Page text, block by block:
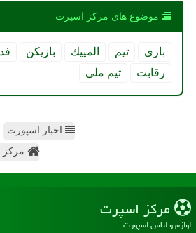
موضوع های مركز اسپرت
بازی تیم المپیك بازیكن
رقابت
تیم ملی
اخبار اسپورت
مركز اسپرت
لوازم و لباس اسپورت